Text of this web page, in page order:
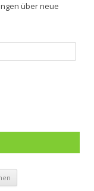
über neue